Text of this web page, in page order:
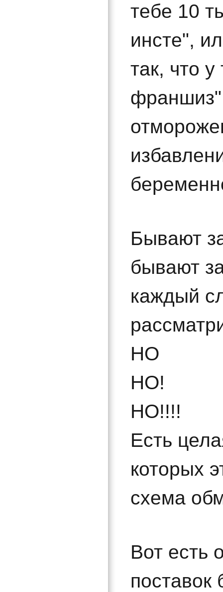
тебе 10
инсте",
так, что у
Бывают
бывают
каждый
НО
НО!
НО!!!!
Есть
которых
схема
Вот есть